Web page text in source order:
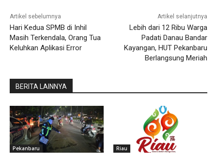
Artikel sebelumnya
Hari Kedua SPMB di Inhil
Masih Terkendala, Orang Tua
Keluhkan Aplikasi Error
Artikel selanjutnya
Lebih dari 12 Ribu Warga
Padati Danau Bandar
Kayangan, HUT Pekanbaru
Berlangsung Meriah
BERITA LAINNYA
Pekanbaru Riau